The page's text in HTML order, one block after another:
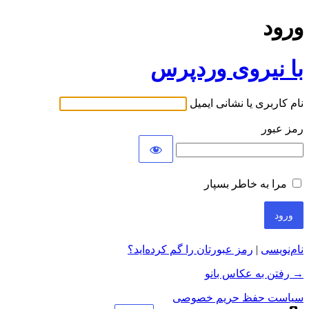
ورود
با نیروی وردپرس
نام کاربری یا نشانی ایمیل
رمز عبور
مرا به خاطر بسپار
نام‌نویسی | رمز عبورتان را گم کرده‌اید؟
→ رفتن به عکاس بانو
سیاست حفظ حریم خصوصی